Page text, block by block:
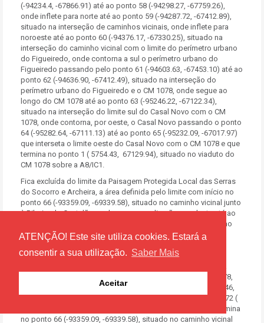
ATENÇÃO! Este site utiliza cookies. Estará a
consentir a sua utilização. Saber Mais
Aceitar
(-94234.4, -67866.91) até ao ponto 58 (-94298.27, -67759.26),
onde inflete para norte até ao ponto 59 (-94287.72, -67412.89),
situado na interseção de caminhos vicinais, onde inflete para
noroeste até ao ponto 60 (-94376.17, -67330.25), situado na
interseção do caminho vicinal com o limite do perímetro urbano
do Figueiredo, onde contorna a sul o perímetro urbano do
Figueiredo passando pelo ponto 61 (-94603.63, -67453.10) até ao
ponto 62 (-94636.90, -67412.49), situado na interseção do
perímetro urbano do Figueiredo e o CM 1078, onde segue ao
longo do CM 1078 até ao ponto 63 (-95246.22, -67122.34),
situado na interseção do limite sul do Casal Novo com o CM
1078, onde contorna, por oeste, o Casal Novo passando o ponto
64 (-95282.64, -67111.13) até ao ponto 65 (-95232.09, -67017.97)
que interseta o limite oeste do Casal Novo com o CM 1078 e que
termina no ponto 1 ( 5754.43, 67129.94), situado no viaduto do
CM 1078 sobre a A8/IC1.
Fica excluída do limite da Paisagem Protegida Local das Serras
do Socorro e Archeira, a área definida pelo limite com início no
ponto 66 (-93359.09, -69339.58), situado no caminho vicinal junto
à Ribeira do Castelão, onde segue em direção a sudeste até ao
ponto 67 (-92840.10, -69529.00) onde inflete para nordeste, ao
longo de um caminho vicinal, até ao ponto 68 (-92654.36,
-69143.22), onde inflete para noroeste passando o ponto 69
(-92810.36, -68934.39) até ao ponto 70 ( 92846.52, -68598.62)
seção O, freguesia de Dois Portos, até ao ponto 71 (-92909.78,
-68423.01) onde contorna, a oeste, o prédio rústico número 46,
da seção O, freguesia de Dois Portos passando pelo ponto 72 (
93105.48, 68775.04) e ao longo do caminho vicinal onde termina
no ponto 66 (-93359.09, -69339.58), situado no caminho vicinal